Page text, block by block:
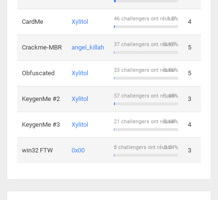
CardMe Xylitol 1.2%
46 challengers ont réussi 4
Crackme-MBR angel_killah 0.97%
37 challengers ont réussi 5
Obfuscated Xylitol 0.86%
33 challengers ont réussi 5
KeygenMe #2 Xylitol 1.49%
57 challengers ont réussi 3
KeygenMe #3 Xylitol 0.68%
21 challengers ont réussi 4
win32 FTW 0x00 0.24%
8 challengers ont réussi 3